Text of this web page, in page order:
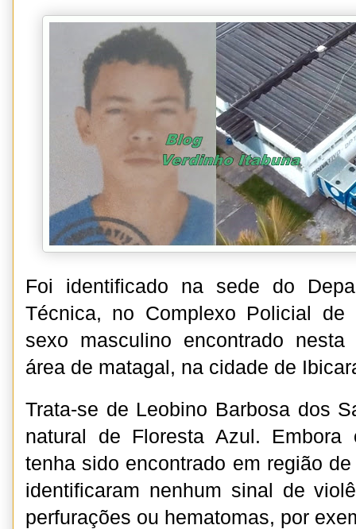
Foi identificado na sede do
Técnica, no Complexo Policial
sexo masculino encontrado
área de matagal, na cidade de
Trata-se de Leobino Barbosa dos
natural de Floresta Azul.
tenha sido encontrado em região
identificaram nenhum sinal de
perfurações ou hematomas, por